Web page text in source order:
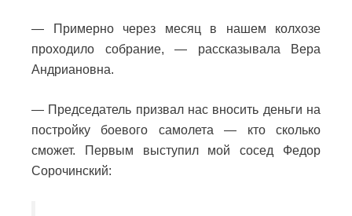
— Примерно через месяц в нашем колхозе
проходило собрание, — рассказывала Вера
Андриановна.
— Председатель призвал нас вносить деньги на
постройку боевого самолета — кто сколько
сможет. Первым выступил мой сосед Федор
Сорочинский: